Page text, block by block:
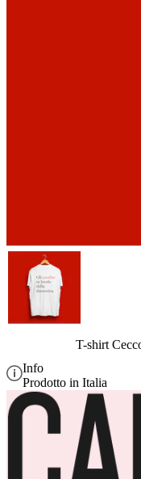
T-shirt
Info
Prodotto in Italia